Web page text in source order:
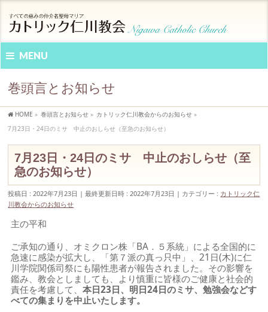
MENU
巻頭言とお知らせ
HOME » 巻頭言とお知らせ » カトリック仁川教会からのお知らせ »
7月23日・24日のミサ 中止のおしらせ（至急のお知らせ）
7月23日・24日のミサ 中止のおしらせ（至
急のお知らせ）
投稿日 : 2022年7月23日 最終更新日時 : 2022年7月23日 カテゴリー : カトリック仁
川教会からのお知らせ
主の平和
ご承知の通り、オミクロン株「BA．５系統」による全国的に
急速に感染が拡大し、「第７派の真っ只中」、21日(木)に仁
川学院関係司祭にも陽性患者が報告されました。その影響を
鑑み、教会としましても、より慎重に皆様のご健康と社会的
責任を考慮して、本日23日、明日24日のミサ、勉強会などす
べての集まりを中止いたします。